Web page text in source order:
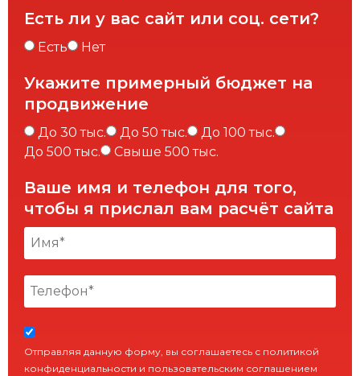
Есть ли у вас сайт или соц. сети?
Есть Нет
Укажите примерный бюджет на
продвижение
До 30 тыс. До 50 тыс.
До 100 тыс.
До 500 тыс.
Свыше 500 тыс.
Ваше имя и телефон для того,
чтобы я прислал вам расчёт сайта
Отправляя данную форму, вы соглашаетесь с политикой
конфиденциальности и пользовательским соглашением